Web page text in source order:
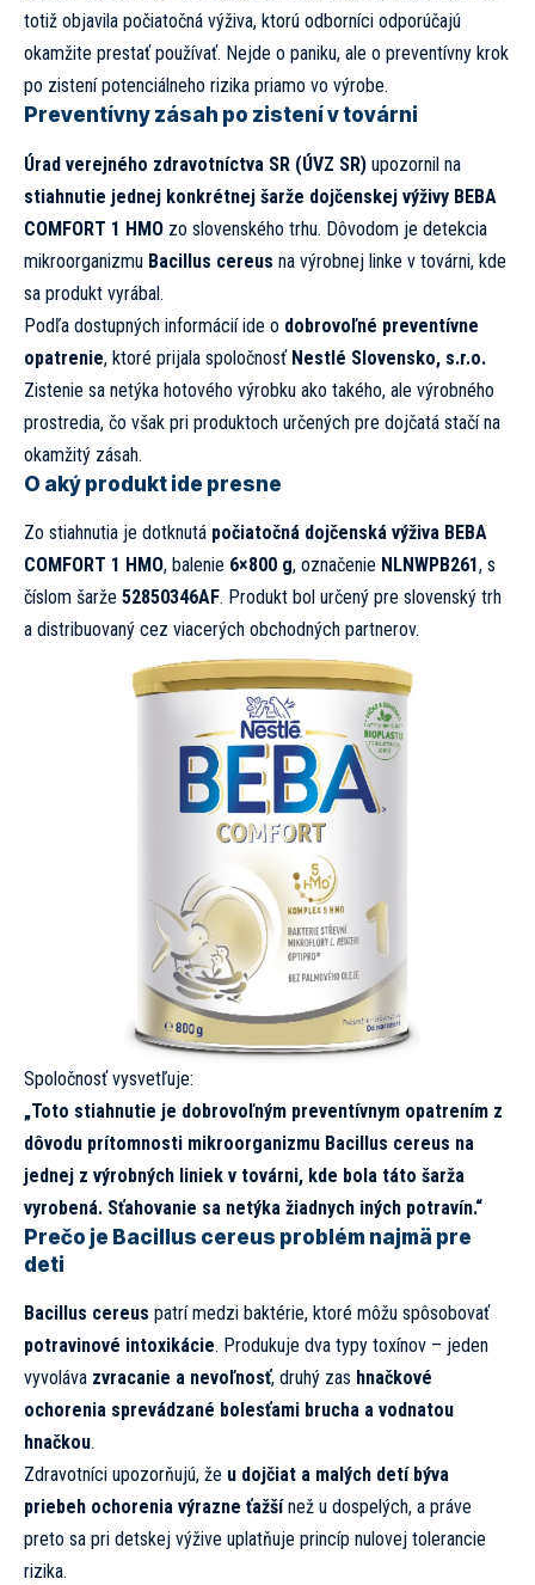
totiž objavila počiatočná výživa, ktorú odborníci odporúčajú
okamžite prestať používať. Nejde o paniku, ale o preventívny krok
po zistení potenciálneho rizika priamo vo výrobe.
Preventívny zásah po zistení v továrni
Úrad verejného zdravotníctva SR (ÚVZ SR) upozornil na
stiahnutie jednej konkrétnej šarže dojčenskej výživy BEBA
COMFORT 1 HMO zo slovenského trhu. Dôvodom je detekcia
mikroorganizmu Bacillus cereus na výrobnej linke v továrni, kde
sa produkt vyrábal.
Podľa dostupných informácií ide o dobrovoľné preventívne
opatrenie, ktoré prijala spoločnosť Nestlé Slovensko, s.r.o.
Zistenie sa netýka hotového výrobku ako takého, ale výrobného
prostredia, čo však pri produktoch určených pre dojčatá stačí na
okamžitý zásah.
O aký produkt ide presne
Zo stiahnutia je dotknutá počiatočná dojčenská výživa BEBA
COMFORT 1 HMO, balenie 6×800 g, označenie NLNWPB261, s
číslom šarže 52850346AF. Produkt bol určený pre slovenský trh
a distribuovaný cez viacerých obchodných partnerov.
Spoločnosť vysvetľuje:
„Toto stiahnutie je dobrovoľným preventívnym opatrením z
dôvodu prítomnosti mikroorganizmu Bacillus cereus na
jednej z výrobných liniek v továrni, kde bola táto šarža
vyrobená. Sťahovanie sa netýka žiadnych iných potravín.“
Prečo je Bacillus cereus problém najmä pre
deti
Bacillus cereus patrí medzi baktérie, ktoré môžu spôsobovať
potravinové intoxikácie. Produkuje dva typy toxínov – jeden
vyvoláva zvracanie a nevoľnosť, druhý zas hnačkové
ochorenia sprevádzané bolesťami brucha a vodnatou
hnačkou.
Zdravotníci upozorňujú, že u dojčiat a malých detí býva
priebeh ochorenia výrazne ťažšínež u dospelých, a práve
preto sa pri detskej výžive uplatňuje princíp nulovej tolerancie
rizika.